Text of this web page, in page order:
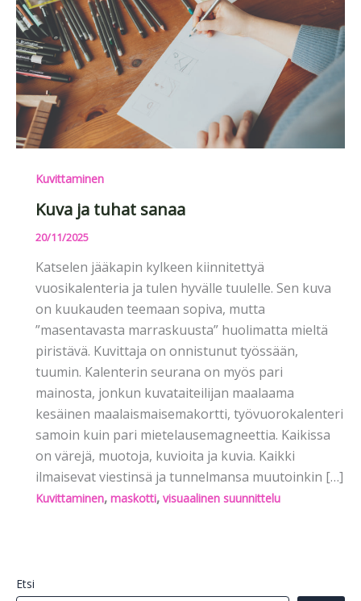
Kuvittaminen
Kuva ja tuhat sanaa
20/11/2025
Katselen jääkapin kylkeen kiinnitettyä
vuosikalenteria ja tulen hyvälle tuulelle. Sen kuva
on kuukauden teemaan sopiva, mutta
”masentavasta marraskuusta” huolimatta mieltä
piristävä. Kuvittaja on onnistunut työssään,
tuumin. Kalenterin seurana on myös pari
mainosta, jonkun kuvataiteilijan maalaama
kesäinen maalaismaisemakortti, työvuorokalenteri
samoin kuin pari mietelausemagneettia. Kaikissa
on värejä, muotoja, kuvioita ja kuvia. Kaikki
ilmaisevat viestinsä ja tunnelmansa muutoinkin […]
Kuvittaminen, maskotti, visuaalinen suunnittelu
Etsi